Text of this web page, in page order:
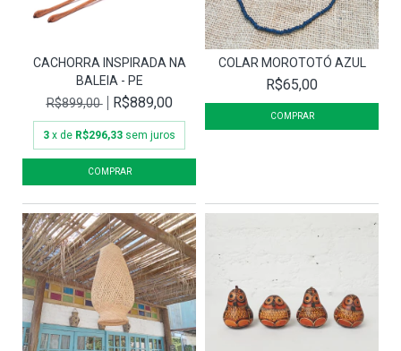
CACHORRA INSPIRADA NA
BALEIA - PE
R$899,00
R$889,00
3 x de R$296,33 sem juros
COLAR MOROTOTÓ AZUL
R$65,00